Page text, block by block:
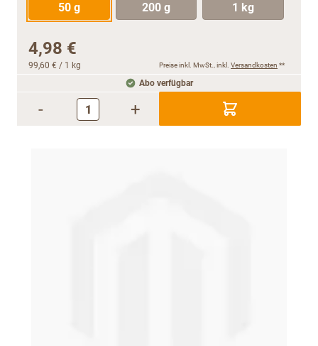
50 g 200 g 1 kg
4,98 €
99,60 € / 1 kg Preise inkl. MwSt., inkl. Versandkosten **
Abo verfügbar
- +